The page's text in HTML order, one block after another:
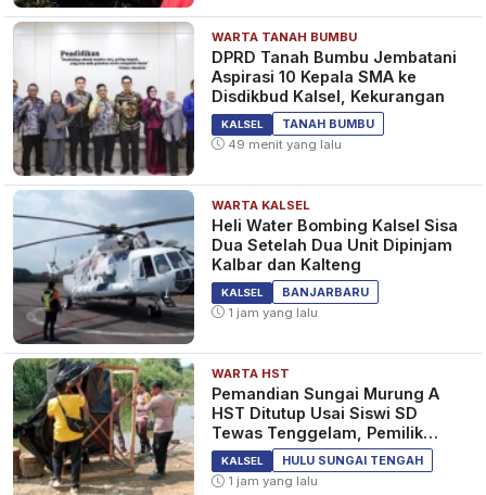
WARTA TANAH BUMBU
DPRD Tanah Bumbu Jembatani
Aspirasi 10 Kepala SMA ke
Disdikbud Kalsel, Kekurangan
KALSEL
TANAH BUMBU
49 menit yang lalu
WARTA KALSEL
Heli Water Bombing Kalsel Sisa
Dua Setelah Dua Unit Dipinjam
Kalbar dan Kalteng
KALSEL
BANJARBARU
1 jam yang lalu
WARTA HST
Pemandian Sungai Murung A
HST Ditutup Usai Siswi SD
Tewas Tenggelam, Pemilik
Lahan Diperiksa Polisi
KALSEL
HULU SUNGAI TENGAH
1 jam yang lalu